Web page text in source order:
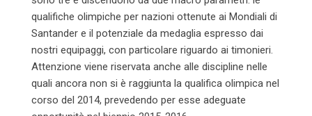
qualifiche olimpiche per nazioni ottenute ai Mondiali di
Santander e il potenziale da medaglia espresso dai
nostri equipaggi, con particolare riguardo ai timonieri.
Attenzione viene riservata anche alle discipline nelle
quali ancora non si è raggiunta la qualifica olimpica nel
corso del 2014, prevedendo per esse adeguate